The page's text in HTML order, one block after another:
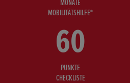
MONATE
MOBILITÄTSHILFE*
60
PUNKTE
CHECKLISTE